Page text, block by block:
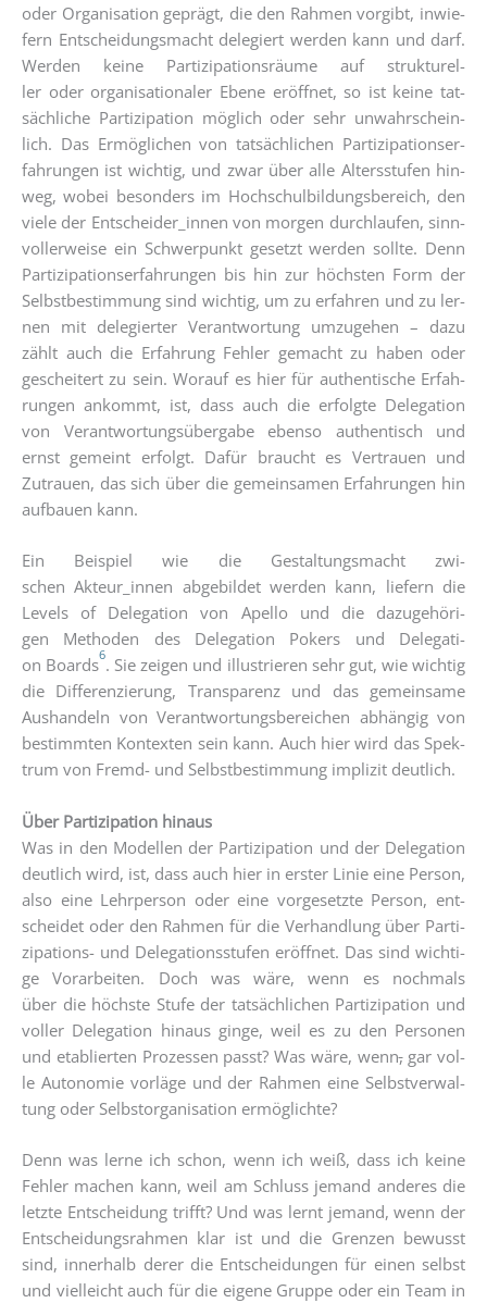
oder Orga­ni­sa­ti­on geprägt, die den Rah­men vor­gibt, inwie­
fern Ent­schei­dungs­macht dele­giert wer­den kann und darf.
Wer­den kei­ne Par­ti­zi­pa­ti­ons­räu­me auf struk­tu­rel­
ler oder orga­ni­sa­tio­na­ler Ebe­ne eröff­net, so ist kei­ne tat­
säch­li­che Par­ti­zi­pa­ti­on mög­lich oder sehr unwahr­schein­
lich. Das Ermög­li­chen von tat­säch­li­chen Par­ti­zi­pa­ti­ons­er­
fah­run­gen ist wich­tig, und zwar über alle Alters­stu­fen hin­
weg, wobei beson­ders im Hoch­schul­bil­dungs­be­reich, den
vie­le der Entscheider_innen von mor­gen durch­lau­fen, sinn­
vol­ler­wei­se ein Schwer­punkt gesetzt wer­den soll­te. Denn
Par­ti­zi­pa­ti­ons­er­fah­run­gen bis hin zur höchs­ten Form der
Selbst­be­stim­mung sind wich­tig, um zu erfah­ren und zu ler­
nen mit dele­gier­ter Ver­ant­wor­tung umzu­ge­hen – dazu
zählt auch die Erfah­rung Feh­ler gemacht zu haben oder
geschei­tert zu sein. Wor­auf es hier für authen­ti­sche Erfah­
run­gen ankommt, ist, dass auch die erfolg­te Dele­ga­ti­on
von Ver­ant­wor­tungs­über­ga­be eben­so authen­tisch und
ernst gemeint erfolgt. Dafür braucht es Ver­trau­en und
Zutrau­en, das sich über die gemein­sa­men Erfah­run­gen hin
auf­bau­en kann.
Ein Bei­spiel wie die Gestal­tungs­macht zwi­
schen Akteur_innen abge­bil­det wer­den kann, lie­fern die
Levels of Dele­ga­ti­on von Apel­lo und die dazu­ge­hö­ri­
gen Metho­den des Dele­ga­ti­on Pokers und Dele­ga­ti­
on Boards6. Sie zei­gen und illus­trie­ren sehr gut, wie wich­tig
die Dif­fe­ren­zie­rung, Trans­pa­renz und das gemein­sa­me
Aus­han­deln von Ver­ant­wor­tungs­be­rei­chen abhän­gig von
bestimm­ten Kon­tex­ten sein kann. Auch hier wird das Spek­
trum von Fremd- und Selbst­be­stim­mung impli­zit deutlich.
Über Par­ti­zi­pa­ti­on hin­aus
Was in den Model­len der Par­ti­zi­pa­ti­on und der Dele­ga­ti­on
deut­lich wird, ist, dass auch hier in ers­ter Linie eine Per­son,
also eine Lehr­per­son oder eine vor­ge­setz­te Per­son, ent­
schei­det oder den Rah­men für die Ver­hand­lung über Par­ti­
zi­pa­ti­ons- und Dele­ga­ti­ons­stu­fen eröff­net. Das sind wich­ti­
ge Vor­ar­bei­ten. Doch was wäre, wenn es noch­mals
über die höchs­te Stu­fe der tat­säch­li­chen Par­ti­zi­pa­ti­on und
vol­ler Dele­ga­ti­on hin­aus gin­ge, weil es zu den Per­so­nen
und eta­blier­ten Pro­zes­sen passt? Was wäre, wenn,gar vol­
le Auto­no­mie vor­lä­ge und der Rah­men eine Selbst­ver­wal­
tung oder Selbst­or­ga­ni­sa­ti­on ermöglichte?
Denn was ler­ne ich schon, wenn ich weiß, dass ich kei­ne
Feh­ler machen kann, weil am Schluss jemand ande­res die
letz­te Ent­schei­dung trifft? Und was lernt jemand, wenn der
Ent­schei­dungs­rah­men klar ist und die Gren­zen bewusst
sind, inner­halb derer die Ent­schei­dun­gen für einen selbst
und viel­leicht auch für die eige­ne Grup­pe oder ein Team in